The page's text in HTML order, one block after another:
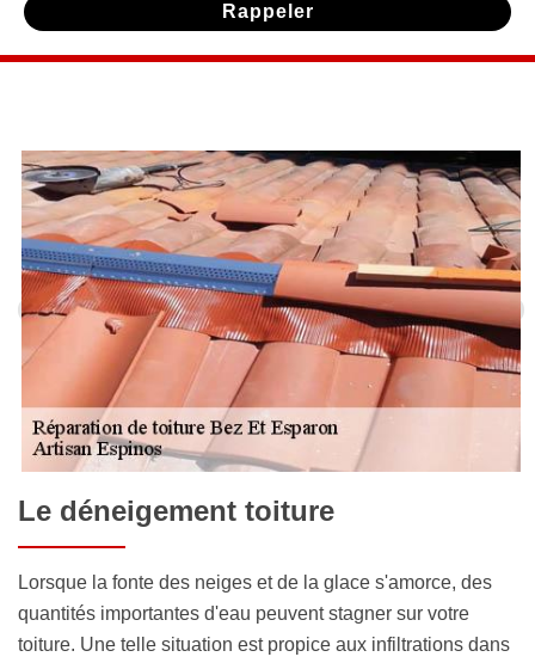
Le déneigement toiture
Lorsque la fonte des neiges et de la glace s'amorce, des
quantités importantes d'eau peuvent stagner sur votre
toiture. Une telle situation est propice aux infiltrations dans